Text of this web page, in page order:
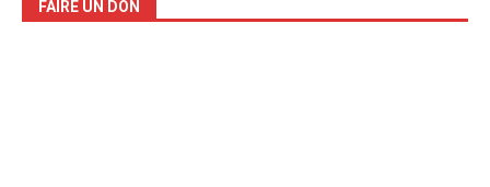
FAIRE UN DON